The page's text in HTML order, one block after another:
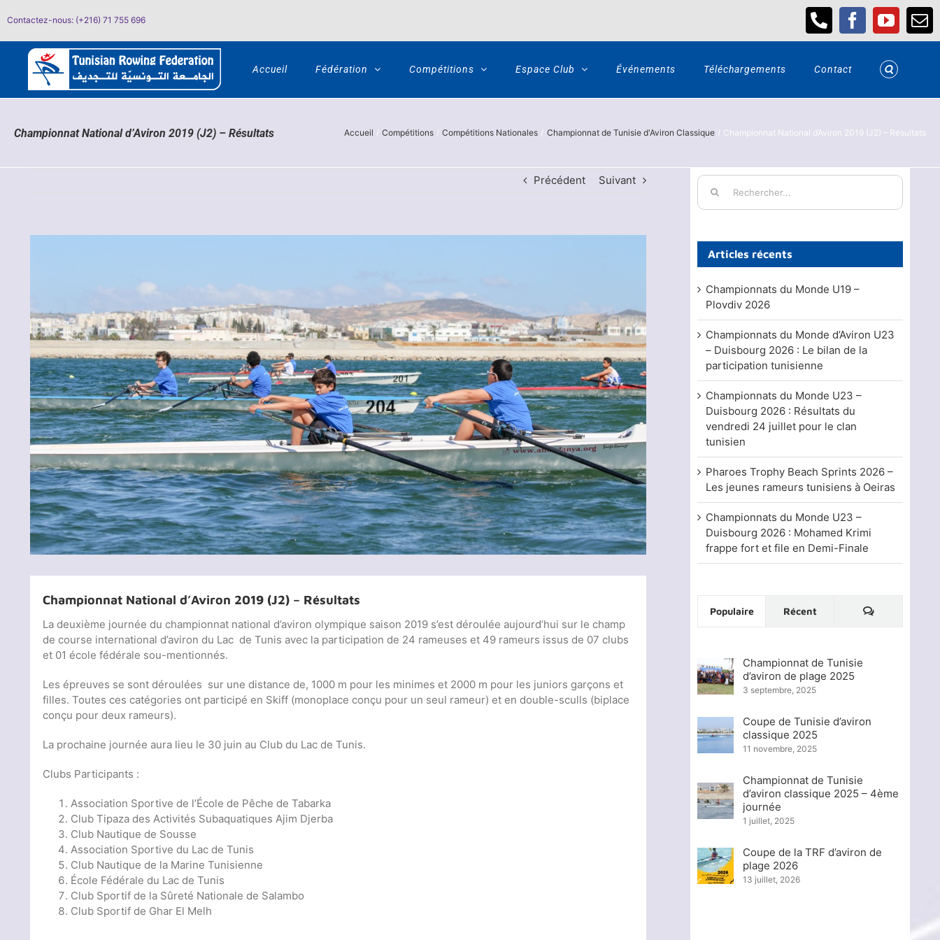
auContactez-nous: (+216) 71 755 696 Téléphone
Facebook
Accueil Fédération Compétitions Espace Club Événements Téléchargements Contact
Championnat National d’Aviron 2019 (J2) – Résultats Accueil Compétitions Compétitions Nationales Championnat de Tunisie d'Aviron Classique Championnat National d’Aviron 2019 (J2) – Résultats
Précédent Suivant
Championnat National d’Aviron 2019 (J2) – Résultats
La deuxième journée du championnat national d’aviron olympique saison 2019 s’est déroulée aujourd’hui sur le champ
de course international d’aviron du Lac de Tunis avec la participation de 24 rameuses et 49 rameurs issus de 07 clubs
et 01 école fédérale sou-mentionnés.
Les épreuves se sont déroulées sur une distance de, 1000 m pour les minimes et 2000 m pour les juniors garçons et
filles. Toutes ces catégories ont participé en Skiff (monoplace conçu pour un seul rameur) et en double-sculls (biplace
conçu pour deux rameurs).
La prochaine journée aura lieu le 30 juin au Club du Lac de Tunis.
Clubs Participants :
Association Sportive de l’École de Pêche de Tabarka
Club Tipaza des Activités Subaquatiques Ajim Djerba
Club Nautique de Sousse
Association Sportive du Lac de Tunis
Club Nautique de la Marine Tunisienne
École Fédérale du Lac de Tunis
Club Sportif de la Sûreté Nationale de Salambo
Club Sportif de Ghar El Melh
Rechercher:
Articles récents
Championnats du Monde U19 –
Plovdiv 2026
Championnats du Monde d’Aviron U23
– Duisbourg 2026 : Le bilan de la
participation tunisienne
Championnats du Monde U23 –
Duisbourg 2026 : Résultats du
vendredi 24 juillet pour le clan
tunisien
Pharoes Trophy Beach Sprints 2026 –
Les jeunes rameurs tunisiens à Oeiras
Championnats du Monde U23 –
Duisbourg 2026 : Mohamed Krimi
frappe fort et file en Demi-Finale
Populaire Récent
Championnat de Tunisie
d’aviron de plage 2025
3 septembre, 2025
Coupe de Tunisie d’aviron
classique 2025
11 novembre, 2025
Championnat de Tunisie
d’aviron classique 2025 – 4ème
journée
1 juillet, 2025
Coupe de la TRF d’aviron de
plage 2026
13 juillet, 2026